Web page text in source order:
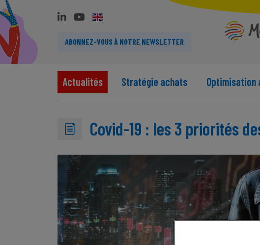
ABONNEZ-VOUS À NOTRE NEWSLETTER
Actualités Stratégie achats Optimisation
Covid-19 : les 3 priorités